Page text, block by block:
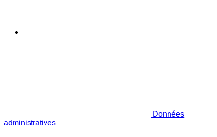
Données
administratives